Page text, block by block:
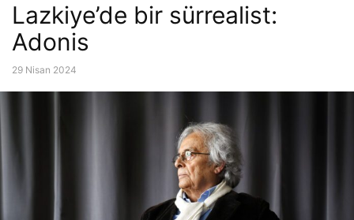
Lazkiye’de bir sürrealist:
Adonis
29 Nisan 2024